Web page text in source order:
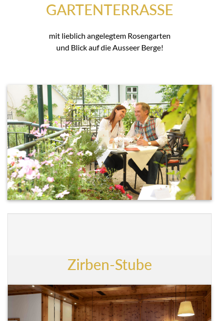
GARTENTERRASSE
mit lieblich angelegtem Rosengarten
und Blick auf die Ausseer Berge!
Zirben-Stube